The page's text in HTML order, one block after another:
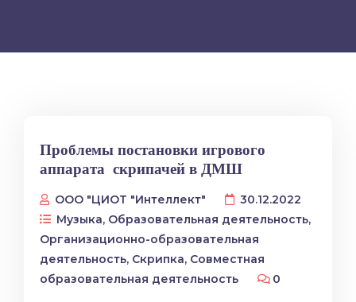
Проблемы постановки игрового
аппарата скрипачей в ДМШ
ООО "ЦИОТ "Интеллект"
30.12.2022
Музыка, Образовательная деятельность,
Организационно-образовательная
деятельность, Скрипка, Совместная
образовательная деятельность
0